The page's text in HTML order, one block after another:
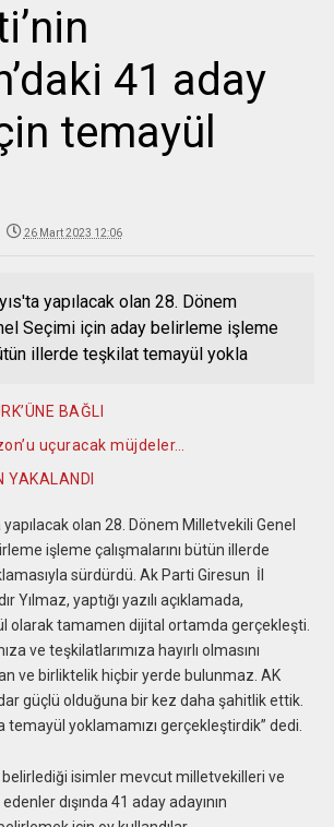
41 aday
temayül
26 Mart 2023 12:06
yapılacak olan 28. Dönem
Seçimi için aday belirleme işleme
illerde teşkilat temayül yokla
BAĞLI
uçuracak müjdeler…
YAKALANDI
yapılacak olan 28. Dönem Milletvekili Genel
işleme çalışmalarını bütün illerde
sürdürdü. Ak Parti Giresun İl
Yılmaz, yaptığı yazılı açıklamada,
olarak tamamen dijital ortamda gerçekleşti.
ve teşkilatlarımıza hayırlı olmasını
ve birliktelik hiçbir yerde bulunmaz. AK
güçlü olduğuna bir kez daha şahitlik ettik.
temayül yoklamamızı gerçekleştirdik” dedi.
isimler mevcut milletvekilleri ve
dışında 41 aday adayının